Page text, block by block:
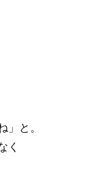
と。
く